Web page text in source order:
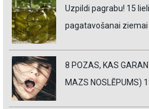
Uzpildi pagrabu! 15
pagatavošanai ziemai
8 POZAS, KAS
MAZS NOSLĒPUMS)